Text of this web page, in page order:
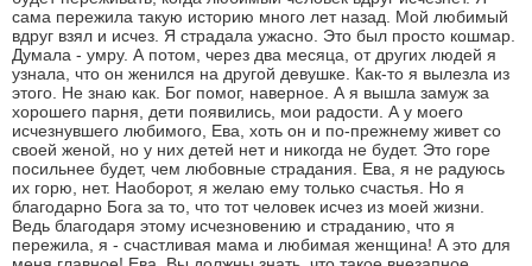
сама пережила такую историю много лет назад. Мой любимый
вдруг взял и исчез. Я страдала ужасно. Это был просто кошмар.
Думала - умру. А потом, через два месяца, от других людей я
узнала, что он женился на другой девушке. Как-то я вылезла из
этого. Не знаю как. Бог помог, наверное. А я вышла замуж за
хорошего парня, дети появились, мои радости. А у моего
исчезнувшего любимого, Ева, хоть он и по-прежнему живет со
своей женой, но у них детей нет и никогда не будет. Это горе
посильнее будет, чем любовные страдания. Ева, я не радуюсь
их горю, нет. Наоборот, я желаю ему только счастья. Но я
благодарно Бога за то, что тот человек исчез из моей жизни.
Ведь благодаря этому исчезновению и страданию, что я
пережила, я - счастливая мама и любимая женщина! А это для